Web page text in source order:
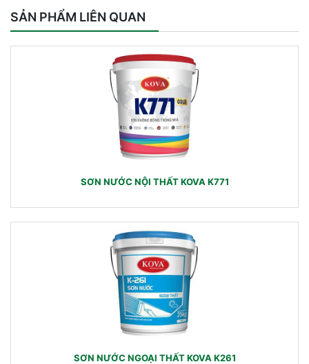
SẢN PHẨM LIÊN QUAN
SƠN NƯỚC NỘI THẤT KOVA K771
SƠN NƯỚC NGOẠI THẤT KOVA K261